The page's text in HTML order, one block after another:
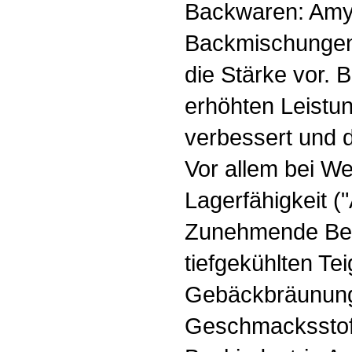
Backwaren:
die Stärke vor.
erhöhten
verbessert und
Vor allem bei
Lagerfähigkeit
Zunehmende
tiefgekühlten